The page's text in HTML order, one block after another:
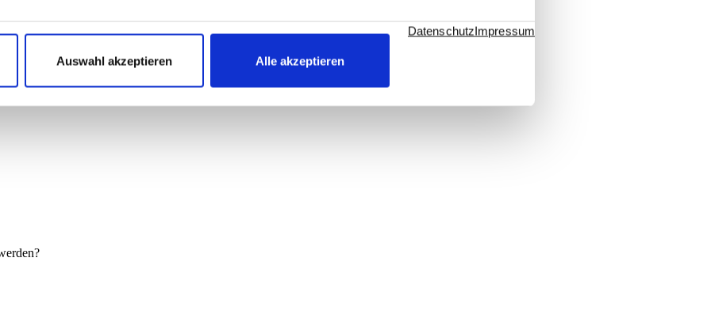
Auswahl akzeptieren Alle akzeptieren
DatenschutzImpressum